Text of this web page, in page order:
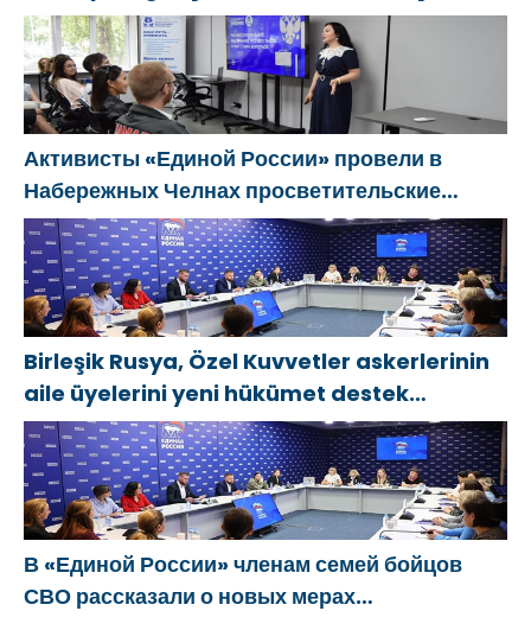
eğitim etkinlikleri düzenledi
Активисты «Единой России» провели в
Набережных Челнах просветительские
мероприятия для молодых специалистов
КАМАЗа
Birleşik Rusya, Özel Kuvvetler askerlerinin
aile üyelerini yeni hükümet destek
önlemleri hakkında bilgilendirdi
В «Единой России» членам семей бойцов
СВО рассказали о новых мерах